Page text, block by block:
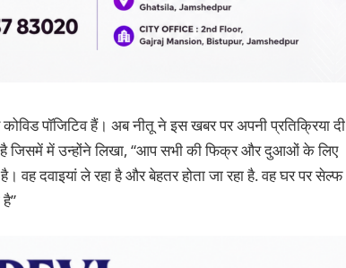
पॉजिटिव हैं। अब नीतू ने इस खबर पर अपनी प्रतिक्रिया दी
है जिसमें में उन्होंने लिखा, “आप सभी की फिक्र और दुआओं के लिए
वह दवाइयां ले रहा है और बेहतर होता जा रहा है. वह घर पर सेल्फ